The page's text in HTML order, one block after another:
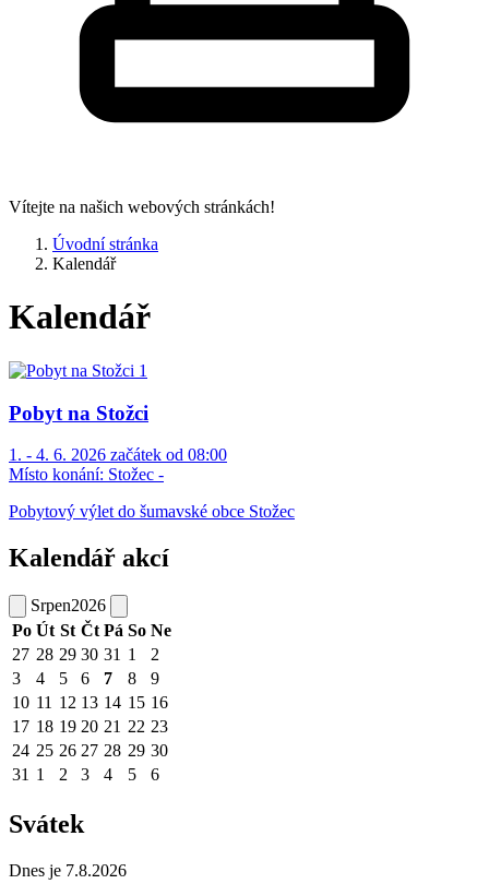
Vítejte na našich webových stránkách!
Úvodní stránka
Kalendář
Kalendář
Pobyt na Stožci
1. - 4. 6. 2026 začátek od 08:00
Místo konání: Stožec -
Pobytový výlet do šumavské obce Stožec
Kalendář akcí
Srpen2026
Po Út St Čt Pá So Ne
27 28 29 30 31 1
2
3
4 5 6 7 8
9
10 11 12 13 14 15 16
17 18 19 20 21 22 23
24 25 26 27 28 29 30
31 1 2 3 4 5 6
Svátek
Dnes je 7.8.2026